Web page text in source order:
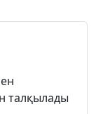
талқылады